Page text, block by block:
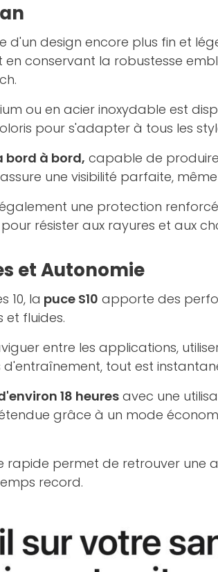
d'un design encore plus fin et
en conservant la robustesse
ou en acier inoxydable est
pour s'adapter à tous les
bord à bord, capable de produire
une visibilité parfaite,
une protection
résister aux rayures et aux
et Autonomie
10, la puce S10 apporte des
et fluides.
entre les applications,
tout est
18 heures avec une
grâce à un mode
rapide permet de retrouver une
record.